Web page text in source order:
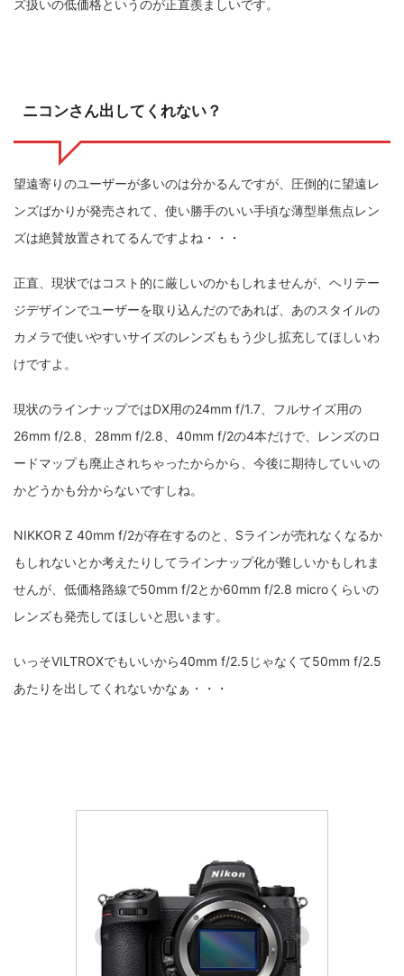
ズ扱いの低価格というのが正直羨ましいです。
ニコンさん出してくれない？
望遠寄りのユーザーが多いのは分かるんですが、圧倒的に望遠レ
ンズばかりが発売されて、使い勝手のいい手頃な薄型単焦点レン
ズは絶賛放置されてるんですよね・・・
正直、現状ではコスト的に厳しいのかもしれませんが、ヘリテー
ジデザインでユーザーを取り込んだのであれば、あのスタイルの
カメラで使いやすいサイズのレンズももう少し拡充してほしいわ
けですよ。
現状のラインナップではDX用の24mm f/1.7、フルサイズ用の
26mm f/2.8、28mm f/2.8、40mm f/2の4本だけで、レンズのロ
ードマップも廃止されちゃったからから、今後に期待していいの
かどうかも分からないですしね。
NIKKOR Z 40mm f/2が存在するのと、Sラインが売れなくなるか
もしれないとか考えたりしてラインナップ化が難しいかもしれま
せんが、低価格路線で50mm f/2とか60mm f/2.8 microくらいの
レンズも発売してほしいと思います。
いっそVILTROXでもいいから40mm f/2.5じゃなくて50mm f/2.5
あたりを出してくれないかなぁ・・・